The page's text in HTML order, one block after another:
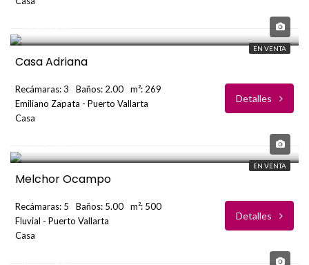
EN VENTA
Casa Adriana
Recámaras: 3 Baños: 2.00
m²: 269
Emiliano Zapata - Puerto Vallarta
Casa
Detalles
EN VENTA
Melchor Ocampo
Recámaras: 5 Baños: 5.00
m²: 500
Fluvial - Puerto Vallarta
Casa
Detalles